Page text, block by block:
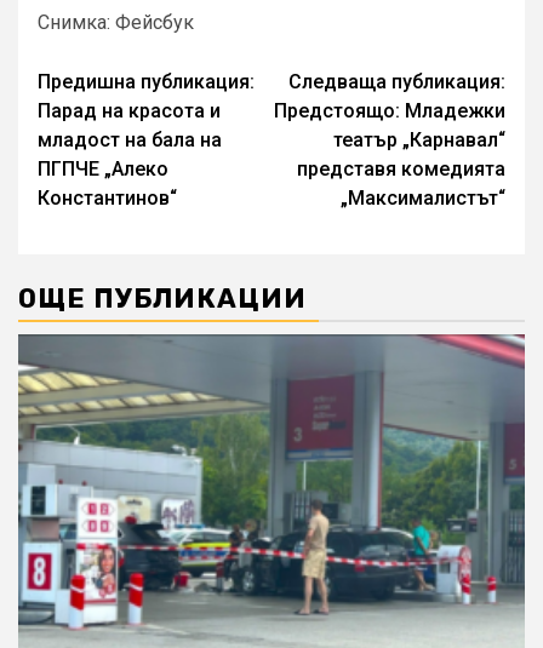
Снимка: Фейсбук
Continue
Reading
Предишна публикация:
Парад на красота и
младост на бала на
ПГПЧЕ „Алеко
Константинов“
Следваща публикация:
Предстоящо: Младежки
театър „Карнавал“
представя комедията
„Максималистът“
ОЩЕ ПУБЛИКАЦИИ